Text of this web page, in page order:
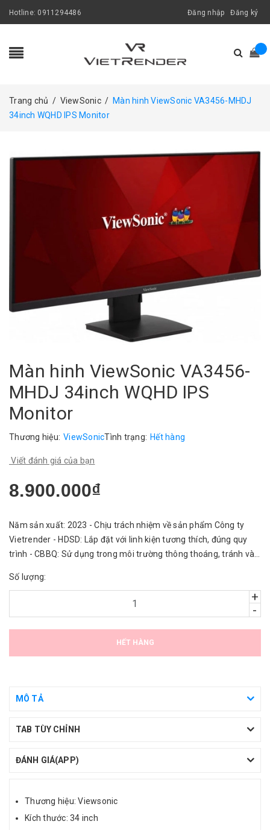
Hotline: 0911294486 Đăng nhập Đăng ký
Trang chủ / ViewSonic / Màn hinh ViewSonic VA3456-MHDJ
34inch WQHD IPS Monitor
Màn hinh ViewSonic VA3456-
MHDJ 34inch WQHD IPS
Monitor
Thương hiệu: ViewSonicTình trạng: Hết hàng
Viết đánh giá của bạn
8.900.000₫
Năm sản xuất: 2023 - Chịu trách nhiệm về sản phẩm Công ty
Vietrender - HDSD: Lắp đặt với linh kiện tương thích, đúng quy
trình - CBBQ: Sử dụng trong môi trường thông thoáng, tránh vào
Số lượng:
+
-
HẾT HÀNG
MÔ TẢ
TAB TÙY CHỈNH
ĐÁNH GIÁ(APP)
Thương hiệu: Viewsonic
Kích thước: 34 inch